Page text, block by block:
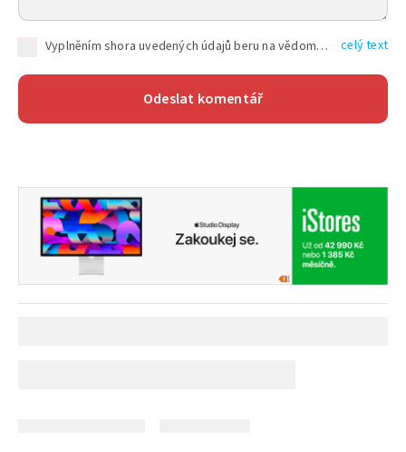
Vyplněním shora uvedených údajů beru na vědomí, že společnost TEXT FACTORY s.r.o., sídlem Brno, Durďákova 336/29, Černá Pole, PSČ: 613 00, IČ: 06157831, zapsané u Krajského soudu v Brně, oddíl C, vložka 100399, bude zpracovávat mé osobní údaje uvedené v rámci mnou vyplněného registračního formuláře na základě oprávněných zájmů TEXT FACTORY s.r.o. dle čl. 6 odst. 1 písm. f) GDPR a pro splnění právních povinností (čl. 6 odst. 1 písm. c) GDPR), a to pro tyto účely: nezbytnost zajistit oprávnění návštěvníka webových stránek provozovaných společností TEXT FACTORY s.r.o. přispívat aktivně ke zveřejněným článkům nebo v rámci diskusních fór a výkon práv TEXT FACTORY s.r.o. jako administrátora těchto diskusních fór. Více informací o zpracování osobních údajů a právech lze nalézt v celý text